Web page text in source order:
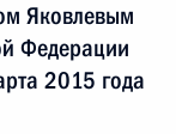
Яковлевым
Федерации
2015 года